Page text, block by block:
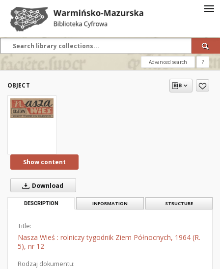
Advanced search ?
OBJECT
Show content
Download
DESCRIPTION INFORMATION STRUCTURE
Title:
Nasza Wieś : rolniczy tygodnik Ziem Północnych, 1964 (R.
5), nr 12
Rodzaj dokumentu: